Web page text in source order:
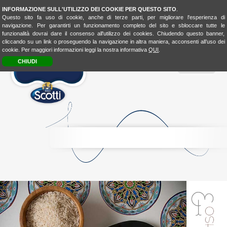
INFORMAZIONE SULL'UTILIZZO DEI COOKIE PER QUESTO SITO
Questo sito fa uso di cookie, anche di terze parti, per migliorare l'esperienza di
navigazione. Per garantirti un funzionamento completo del sito e sbloccare tutte le
funzionalità dovrai dare il consenso all'utilizzo dei cookies. Chiudendo questo banner,
cliccando su un link o proseguendo la navigazione in altra maniera, acconsenti all’uso dei
cookie. Per maggiori informazioni leggi la nostra informativaQUI
CHIUDI
4FASHION
RICE4KIDSBIO
EXPERIENCE
LACUCINAUNISCEIPOPOLI